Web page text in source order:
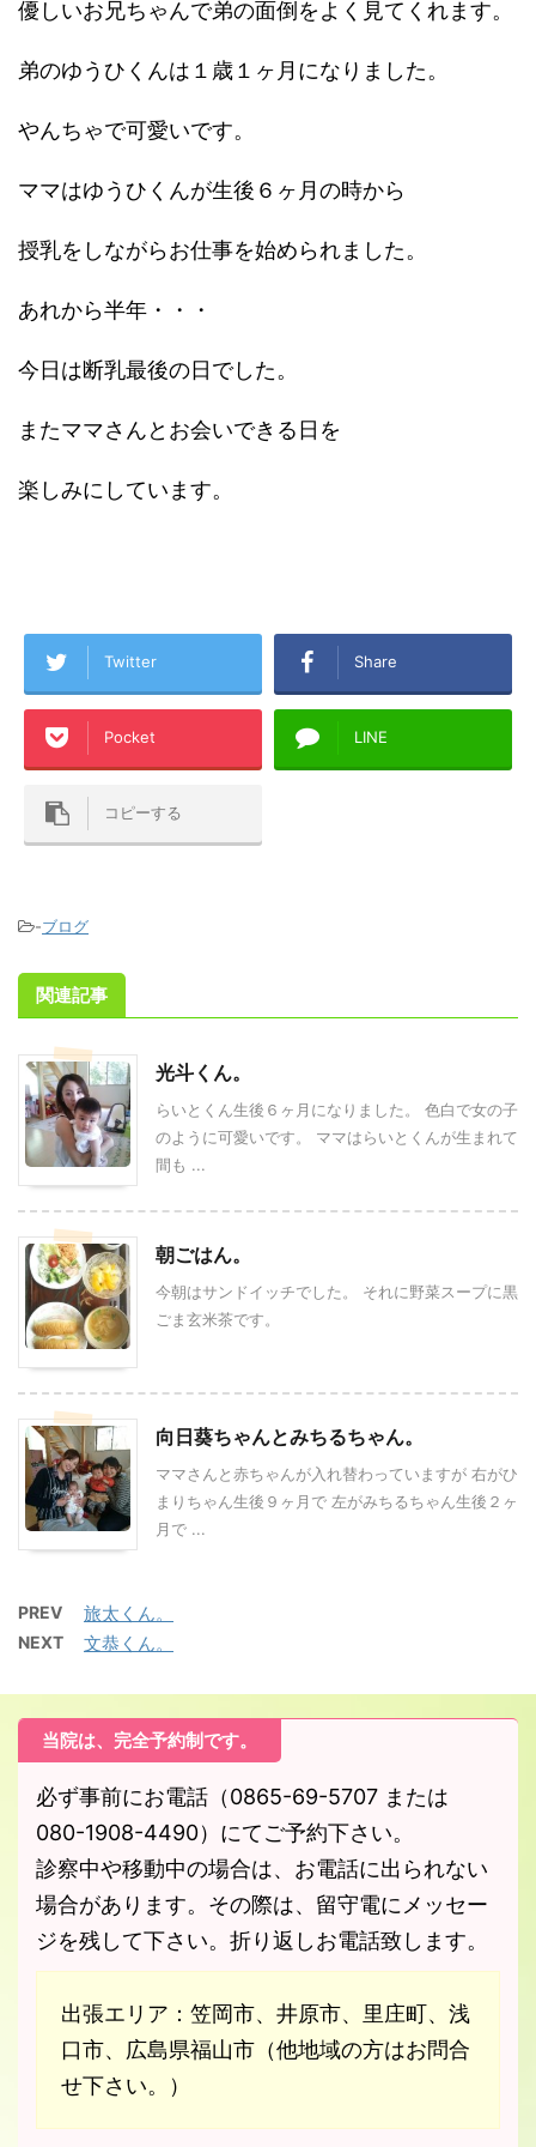
優しいお兄ちゃんで弟の面倒をよく見てくれます。
弟のゆうひくんは１歳１ヶ月になりました。
やんちゃで可愛いです。
ママはゆうひくんが生後６ヶ月の時から
授乳をしながらお仕事を始められました。
あれから半年・・・
今日は断乳最後の日でした。
またママさんとお会いできる日を
楽しみにしています。
Twitter Share
Pocket LINE
コピーする
-ブログ
関連記事
光斗くん。
らいとくん生後６ヶ月になりました。 色白で女の子
のように可愛いです。 ママはらいとくんが生まれて
間も ...
朝ごはん。
今朝はサンドイッチでした。 それに野菜スープに黒
ごま玄米茶です。
向日葵ちゃんとみちるちゃん。
ママさんと赤ちゃんが入れ替わっていますが 右がひ
まりちゃん生後９ヶ月で 左がみちるちゃん生後２ヶ
月で ...
PREV 旅太くん。
NEXT 文恭くん。
当院は、完全予約制です。
必ず事前にお電話（0865-69-5707 または
080-1908-4490）にてご予約下さい。
診察中や移動中の場合は、お電話に出られない
場合があります。その際は、留守電にメッセー
ジを残して下さい。折り返しお電話致します。
出張エリア：笠岡市、井原市、里庄町、浅
口市、広島県福山市（他地域の方はお問合
せ下さい。）